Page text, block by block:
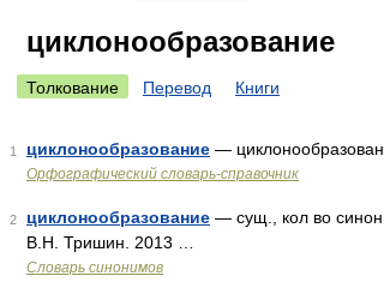
циклонообразование
Толкование Перевод Книги
1 циклонообразование —
Орфографический словарь-справочник
2 циклонообразование — сущ., кол во
В.Н. Тришин. 2013 …
Словарь синонимов